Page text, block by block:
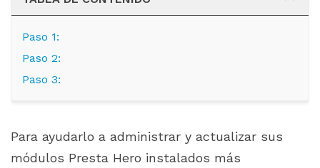
Paso 1:
Paso 2:
Paso 3:
Para ayudarlo a administrar y actualizar sus
módulos Presta Hero instalados más